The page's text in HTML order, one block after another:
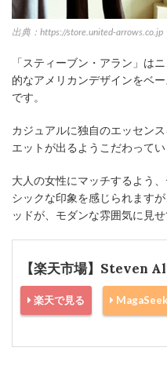
出典：https://store.united-arrows.co.jp
「スティーブン・アラン」は
的なアメリカンデザインをベ
です。
カジュアルに独自のエッセン
エットが出るようこだわってい
大人の女性にマッチするよう
シックな印象を感じられます
ッドが、モダンな雰囲気に見せ
【楽天市場】Steven
楽天で見る